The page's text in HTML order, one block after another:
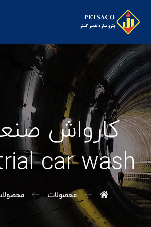
کارواش
car wash
محصولات